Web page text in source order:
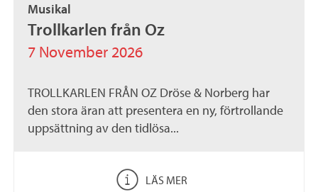
Musikal
Trollkarlen från Oz
7 November 2026
TROLLKARLEN FRÅN OZ Dröse & Norberg har
den stora äran att presentera en ny, förtrollande
uppsättning av den tidlösa...
LÄS MER